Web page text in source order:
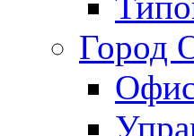
Город